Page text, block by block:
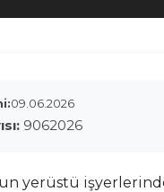
09.06.2026
9062026
yerüstü işyerlerinde